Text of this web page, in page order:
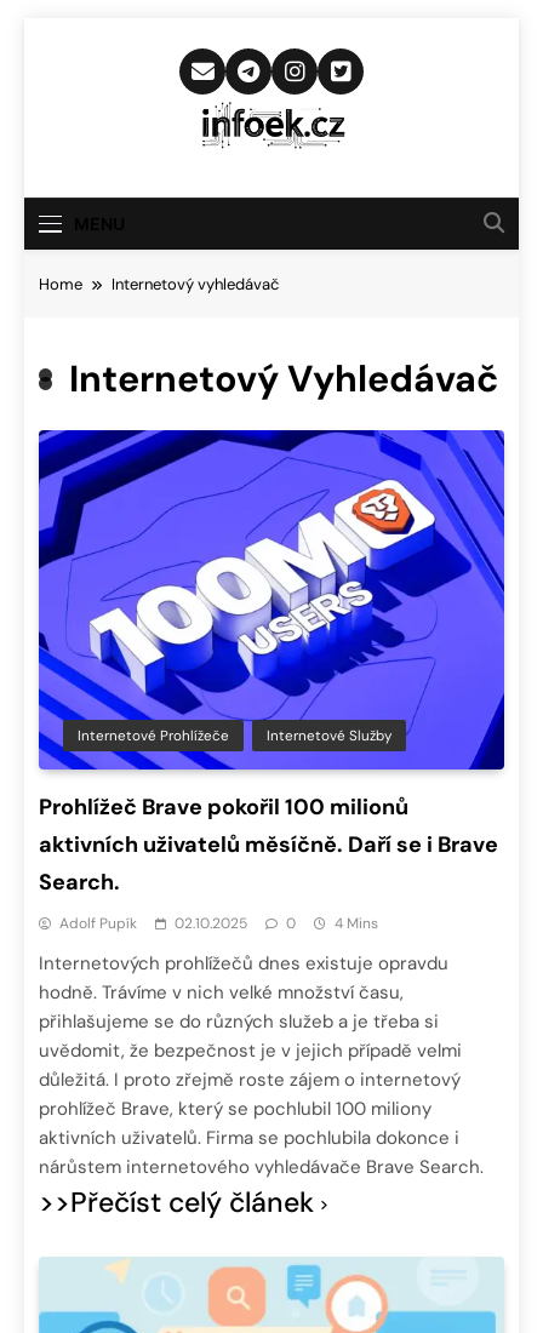
Infoek.cz
Novinkám
Home Internetový vyhledávač
Internetový Vyhledávač
Internetové Prohlížeče Internetové Služby
Prohlížeč Brave pokořil 100 milionů
aktivních uživatelů měsíčně. Daří se i Brave
Search.
Adolf Pupík 02.10.2025 0 4 Mins
Internetových prohlížečů dnes existuje opravdu
hodně. Trávíme v nich velké množství času,
přihlašujeme se do různých služeb a je třeba si
uvědomit, že bezpečnost je v jejich případě velmi
důležitá. I proto zřejmě roste zájem o internetový
prohlížeč Brave, který se pochlubil 100 miliony
aktivních uživatelů. Firma se pochlubila dokonce i
nárůstem internetového vyhledávače Brave Search.
>>Přečíst celý článek